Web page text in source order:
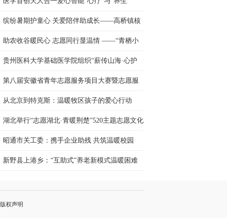
缤纷暑期护童心 关爱陪伴助成长——高桥镇核
桃村开展暑期儿童关爱···
助农收谷暖民心 志愿同行显温情 ——“青栖小
河” 志愿服务队自发···
贵州医科大学基础医学院组织“薪传山海·心护
童行”服务队三下乡···
第八届安徽省青年志愿服务项目大赛暨志愿服
务交流会举办
从北京到特克斯：温暖牧区孩子的爱心行动
湖北举行“志愿湖北·青暖荆楚”520主题志愿文化
活动
昭通市关工委：携手企业助残 共筑温暖校园
新野县上港乡：“互助式”养老新模式温暖困难
版权声明